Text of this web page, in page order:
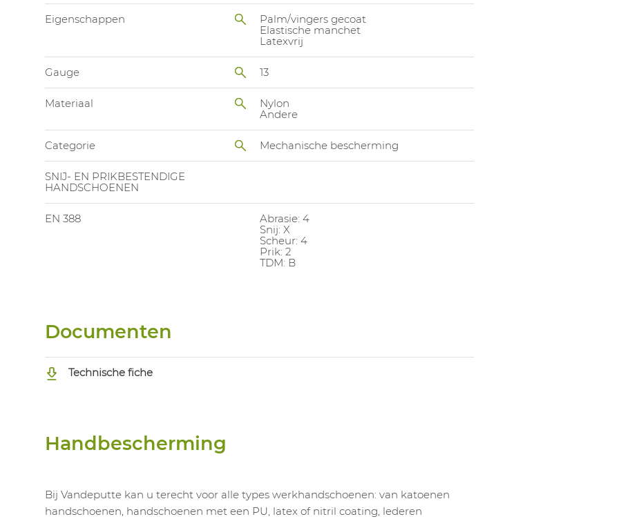
Eigenschappen
Palm/vingers gecoat
Elastische manchet
Latexvrij
Gauge 13
Materiaal
Nylon
Andere
Categorie Mechanische bescherming
SNIJ- EN PRIKBESTENDIGE
HANDSCHOENEN
EN 388
Abrasie: 4
Snij: X
Scheur: 4
Prik: 2
TDM: B
Documenten
Technische fiche
Handbescherming
Bij Vandeputte kan u terecht voor alle types werkhandschoenen: van katoenen
handschoenen, handschoenen met een PU, latex of nitril coating, lederen